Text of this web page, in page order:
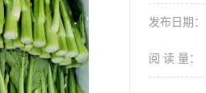
发布日期：
阅 读 量：